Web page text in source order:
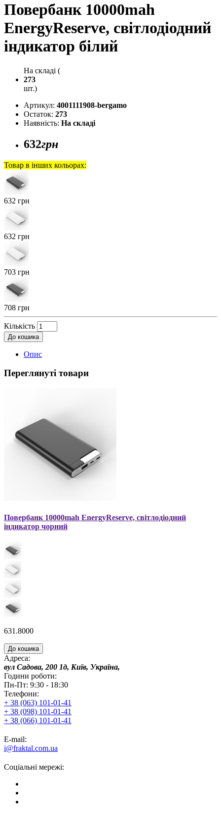
Повербанк 10000mah
EnergyReserve, світлодіодний
індикатор білий
На складі (
273
шт.)
Артикул: 4001111908-bergamo
Остаток: 273
Наявність: На складі
632грн
Товар в інших кольорах:
632 грн
632 грн
703 грн
708 грн
Кількість
До кошика
Опис
Переглянуті товари
Повербанк 10000mah EnergyReserve, світлодіодний
індикатор чорний
631.8000
До кошика
Адреса:
вул Садова, 200 1д, Київ, Україна,
Години роботи:
Пн-Пт: 9:30 - 18:30
Телефони:
+ 38 (063) 101-01-41
+ 38 (098) 101-01-41
+ 38 (066) 101-01-41
E-mail:
i@fraktal.com.ua
Соціальні мережі: